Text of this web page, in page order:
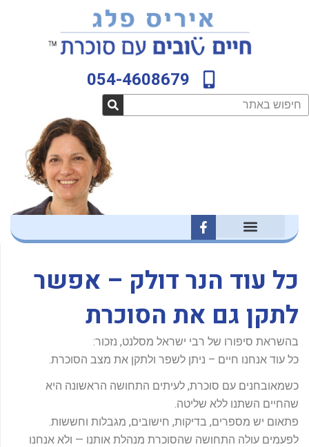
054-4608679
חיפוש
c
o
k
כל עוד הנר דולק – אפשר
לתקן גם את הסוכרת
בהשראת סיפורו של רבי ישראל מסלנט, נזכור:
כל עוד אנחנו חיים – ניתן לשפר ולתקן את מצב הסוכרת.
כשמאובחנים עם סוכרת, לעיתים התחושה הראשונה היא
שהחיים השתנו ללא שליטה.
פתאום יש מספרים, בדיקות, חישובים, מגבלות וחששות.
לפעמים עולה התחושה שהסוכרת מנהלת אותנו — ולא אנחנו